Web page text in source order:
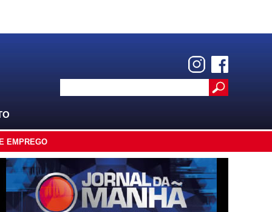
EMPREGO